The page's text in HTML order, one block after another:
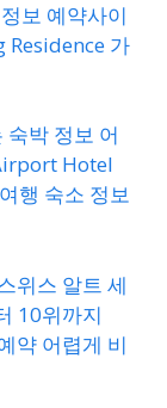
보 예약사이
Residence 가
박 정보 어
Hotel
행 숙소 정보
위스 알트 세
10위까지
약 어렵게 비